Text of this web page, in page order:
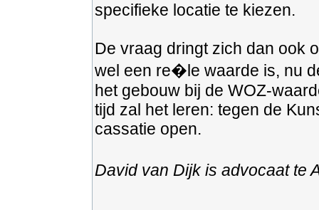
specifieke locatie te kiezen.
De vraag dringt zich dan ook
wel een re�le waarde is, nu
het gebouw bij de WOZ-
tijd zal het leren: tegen de
cassatie open.
David van Dijk is advocaat te